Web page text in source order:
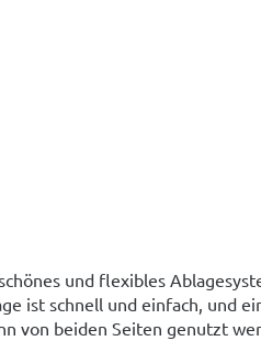
und flexibles
ist schnell und einfach, und
von beiden Seiten genutzt